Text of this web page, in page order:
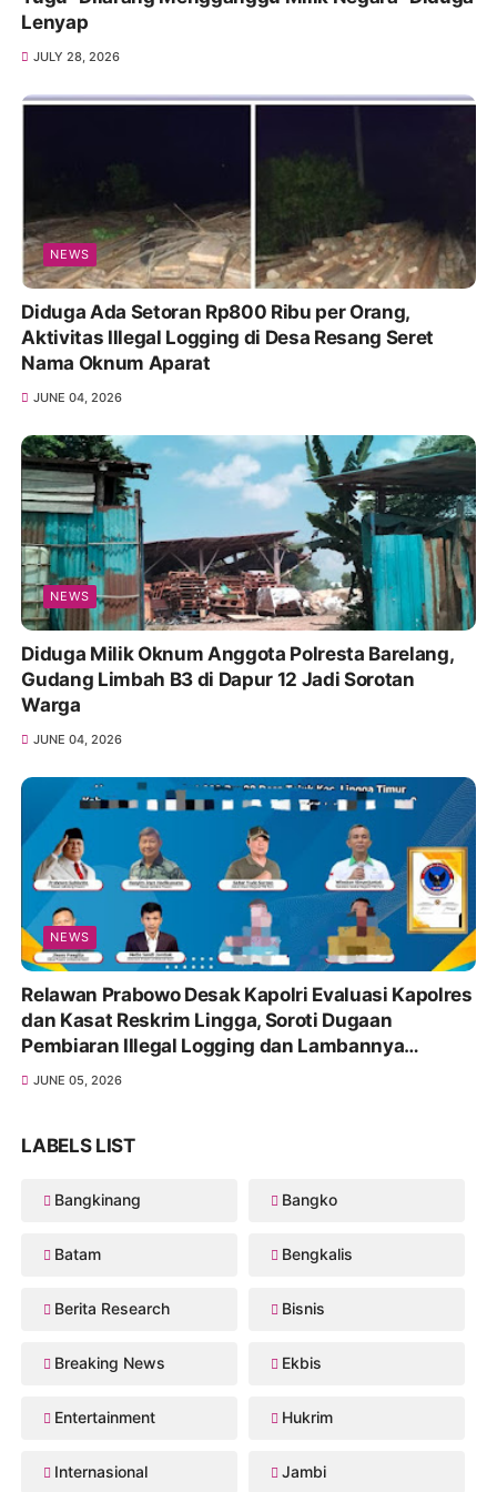
Lenyap
JULY 28, 2026
NEWS
Diduga Ada Setoran Rp800 Ribu per Orang,
Aktivitas Illegal Logging di Desa Resang Seret
Nama Oknum Aparat
JUNE 04, 2026
NEWS
Diduga Milik Oknum Anggota Polresta Barelang,
Gudang Limbah B3 di Dapur 12 Jadi Sorotan
Warga
JUNE 04, 2026
NEWS
Relawan Prabowo Desak Kapolri Evaluasi Kapolres
dan Kasat Reskrim Lingga, Soroti Dugaan
Pembiaran Illegal Logging dan Lambannya
Penanganan Korupsi
JUNE 05, 2026
LABELS LIST
Bangkinang Bangko
Batam Bengkalis
Berita Research Bisnis
Breaking News Ekbis
Entertainment Hukrim
Internasional Jambi